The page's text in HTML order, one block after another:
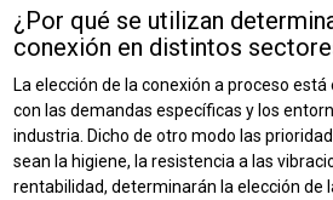
¿Por qué se utilizan
conexión en distintos
La elección de la conexión a proceso
con las demandas específicas y los
industria. Dicho de otro modo las
sean la higiene, la resistencia a las
rentabilidad, determinarán la elección de